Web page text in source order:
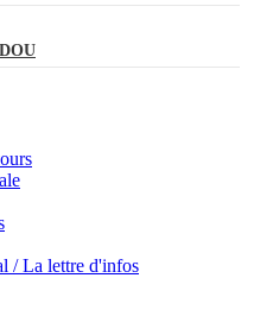
/ La lettre d'infos